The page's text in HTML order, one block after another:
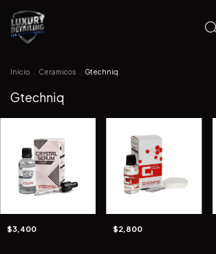
Inicio Ceramicos Gtechniq
Gtechniq
$3,400 $2,800